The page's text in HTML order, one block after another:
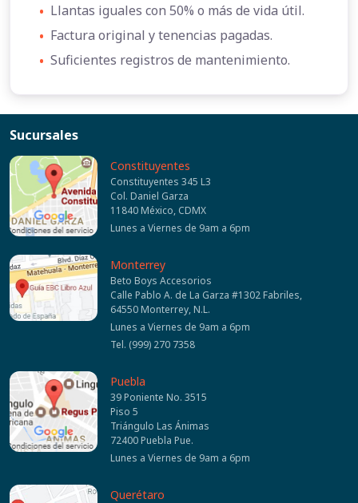
• Llantas iguales con 50% o más de vida útil.
• Factura original y tenencias pagadas.
• Suficientes registros de mantenimiento.
Sucursales
Constituyentes
Constituyentes 345 L3
Col. Daniel Garza
11840 México, CDMX
Lunes a Viernes de 9am a 6pm
Monterrey
Beto Boys Accesorios
Calle Pablo A. de La Garza #1302 Fabriles,
64550 Monterrey, N.L.
Lunes a Viernes de 9am a 6pm
Tel. (999) 270 7358
Puebla
39 Poniente No. 3515
Piso 5
Triángulo Las Ánimas
72400 Puebla Pue.
Lunes a Viernes de 9am a 6pm
Querétaro